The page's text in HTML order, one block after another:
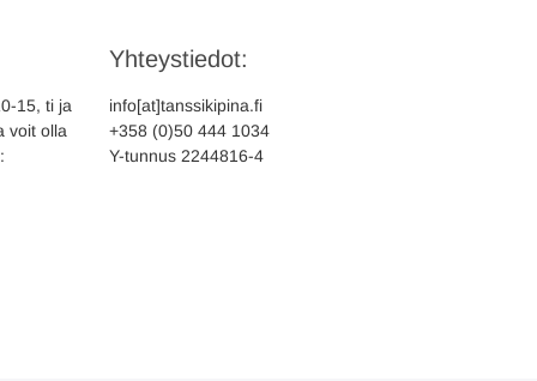
15, ti ja
voit olla
Yhteystiedot:
info[at]tanssikipina.fi
+358 (0)50 444 1034
Y-tunnus 2244816-4